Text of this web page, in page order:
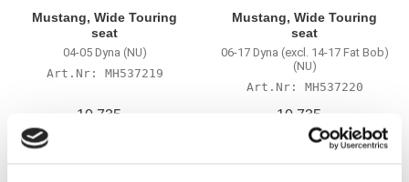
Mustang, Wide Touring
seat
04-05 Dyna (NU)
MH537219
10 735
Mustang, Wide Touring
seat
06-17 Dyna (excl. 14-17 Fat Bob)
(NU)
MH537220
10 735